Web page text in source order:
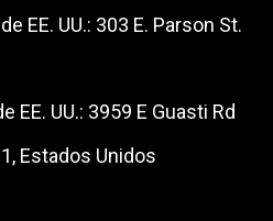
EE. UU.: 303 E. Parson St.
EE. UU.: 3959 E Guasti Rd
Estados Unidos